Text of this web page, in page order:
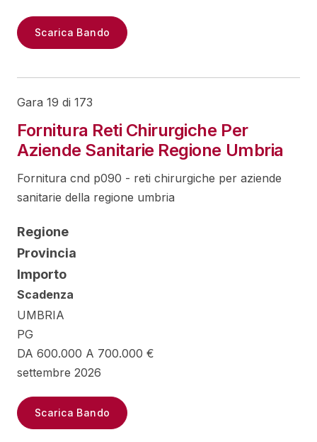
Scarica Bando
Gara 19 di 173
Fornitura Reti Chirurgiche Per
Aziende Sanitarie Regione Umbria
Fornitura cnd p090 - reti chirurgiche per aziende
sanitarie della regione umbria
Regione
Provincia
Importo
Scadenza
UMBRIA
PG
DA 600.000 A 700.000 €
settembre 2026
Scarica Bando